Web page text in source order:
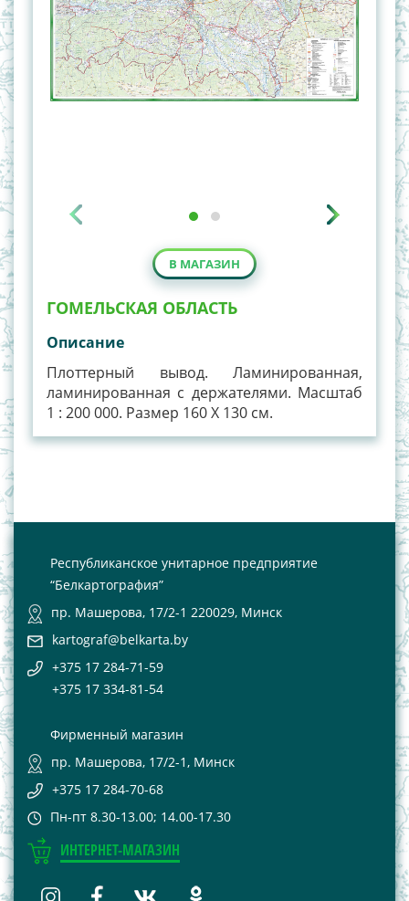
В МАГАЗИН
ГОМЕЛЬСКАЯ ОБЛАСТЬ
Описание
Плоттерный вывод. Ламинированная,
ламинированная с держателями. Масштаб
1 : 200 000. Размер 160 Х 130 см.
Республиканское унитарное предприятие
“Белкартография”
пр. Машерова, 17/2-1 220029, Минск
kartograf@belkarta.by
+375 17 284-71-59
+375 17 334-81-54
Фирменный магазин
пр. Машерова, 17/2-1, Минск
+375 17 284-70-68
Пн-пт 8.30-13.00; 14.00-17.30
ИНТЕРНЕТ-МАГАЗИН